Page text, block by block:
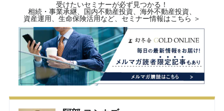
受けたいセミナーが必ず見つかる！
相続・事業承継、国内不動産投資、海外不動産投資、
資産運用、生命保険活用など、セミナー情報はこちら ＞